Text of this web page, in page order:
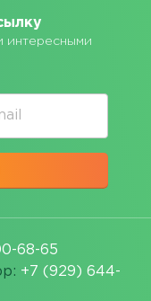
интересными
68-65
+7 (929) 644-